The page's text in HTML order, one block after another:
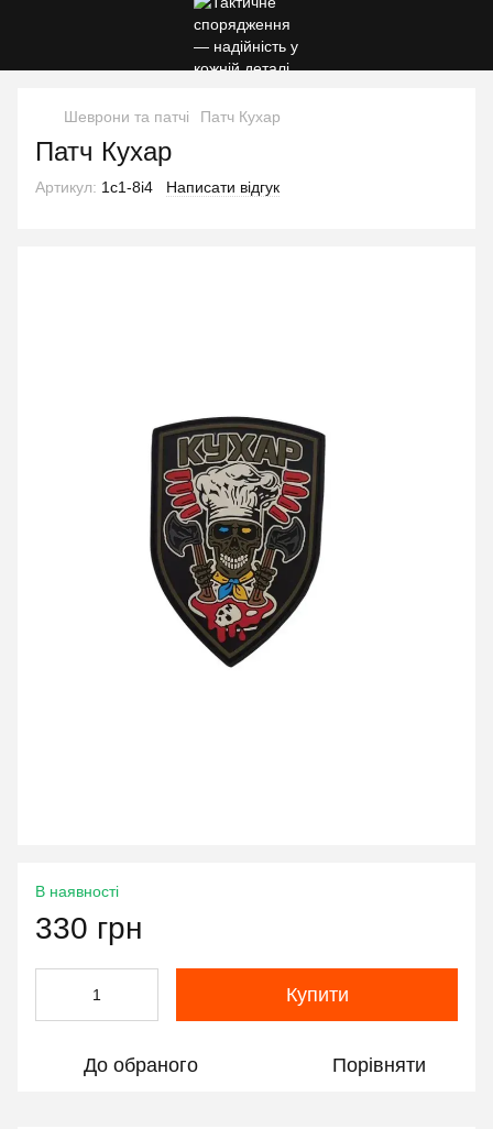
Шеврони та патчі Патч Кухар
Патч Кухар
Артикул: 1c1-8i4 Написати відгук
В наявності
330 грн
Купити
До обраного Порівняти